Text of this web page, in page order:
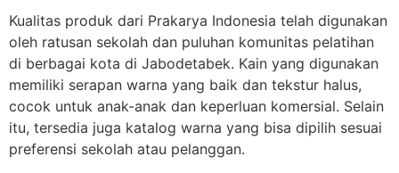
Kualitas produk dari Prakarya Indonesia telah digunakan
oleh ratusan sekolah dan puluhan komunitas pelatihan
di berbagai kota di Jabodetabek. Kain yang digunakan
memiliki serapan warna yang baik dan tekstur halus,
cocok untuk anak-anak dan keperluan komersial. Selain
itu, tersedia juga katalog warna yang bisa dipilih sesuai
preferensi sekolah atau pelanggan.